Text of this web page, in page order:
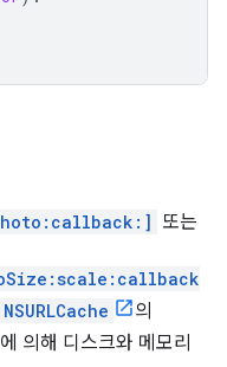
또는
NSURLCache
의
에 의해 디스크와 메모리